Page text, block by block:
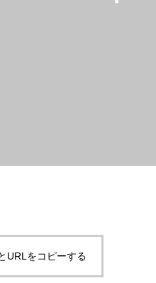
URLをコピーする